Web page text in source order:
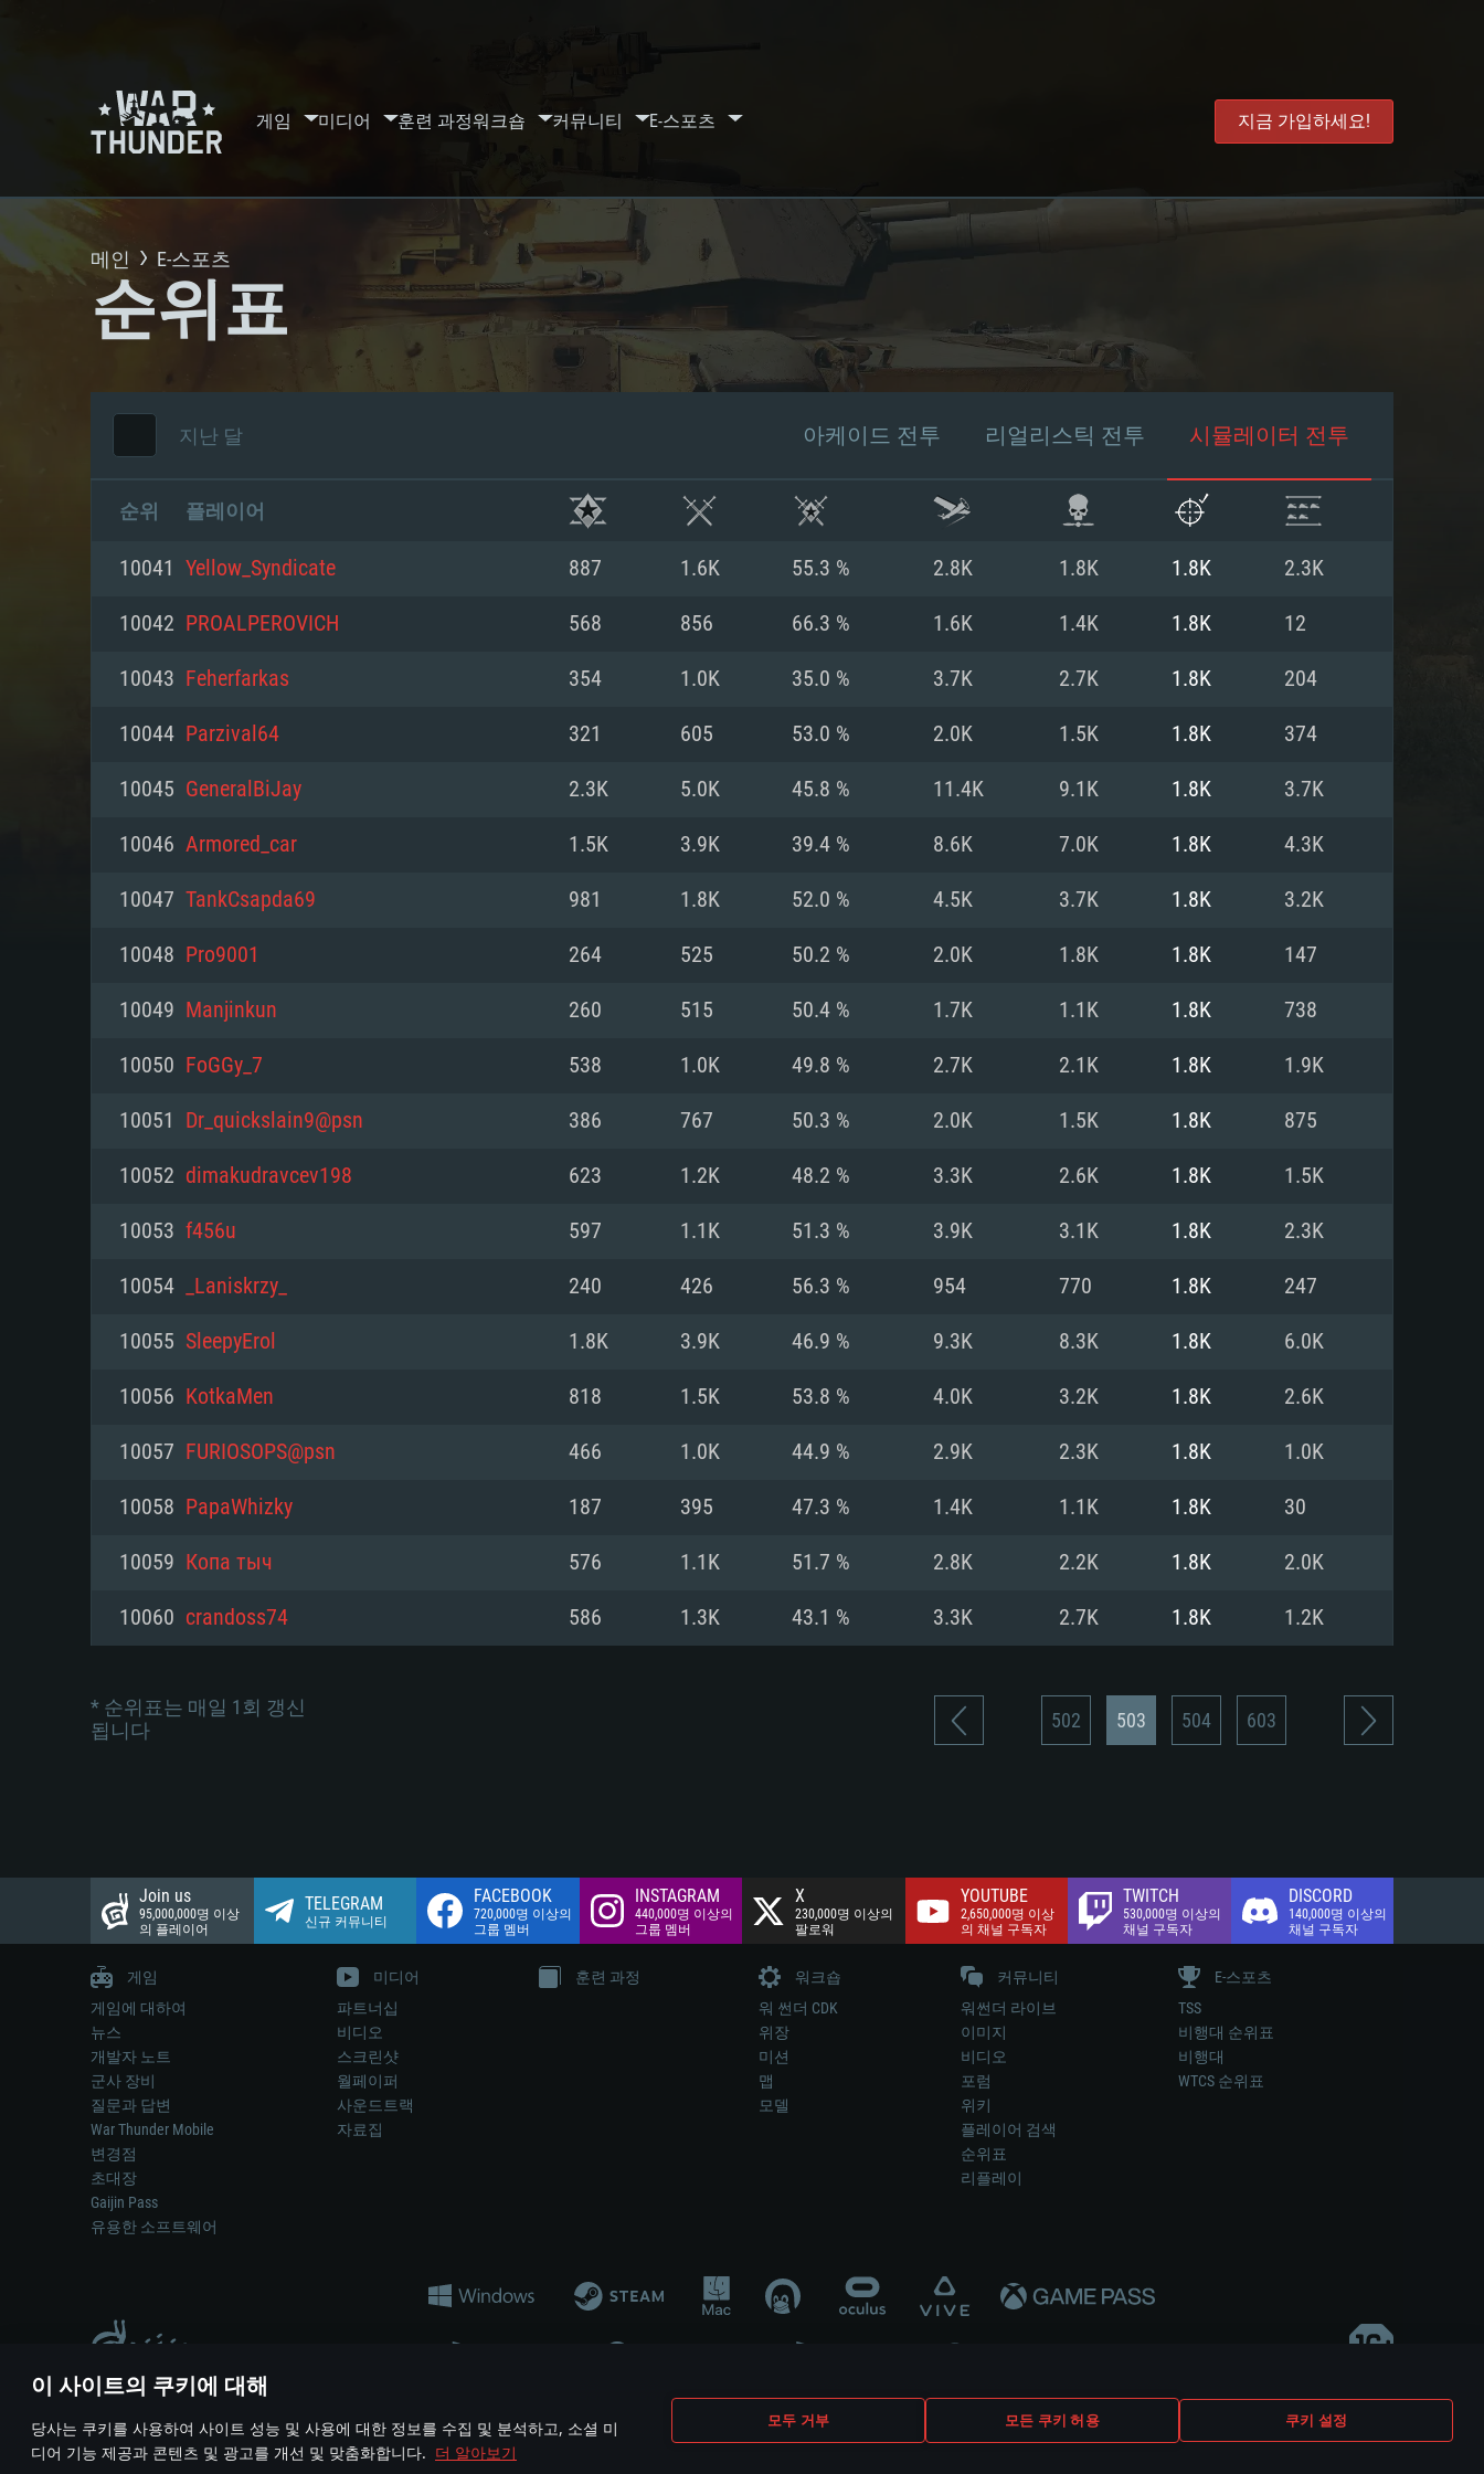
이 사이트의 쿠키에 대해
당사는 쿠키를 사용하여 사이트 성능 및 사용에 대한 정보를 수집 및 분석하고, 소셜 미
디어 기능 제공과 콘텐츠 및 광고를 개선 및 맞춤화합니다. 더 알아보기
모두 거부 모든 쿠키 허용 쿠키 설정
게임 미디어 훈련 과정워크숍 커뮤니티 E-스포츠 지금 가입하세요!
시스템 요구사항
PC Linux
최소사양
운영체제: Windows 10 (64 bit)
프로세서: 2.2 GHz 듀얼코어 이상
메모리: 4GB
그래픽 카드: DirectX 11 이상을 지원하는 AMD
해상도: 720p
네트워크: 브로드밴드 인터넷
여유 저장 공간: 22.1 GB (최소 클라이언트)
권장 사양
운영체제: Windows 10/11 (64 bit)
프로세서: Intel Core i5 또는 Ryzen 5 3600 이상
메모리: 16 GB 이상
그래픽 카드: DirectX 11 이상을 지원하는 Nvidia
최소사양
운영체제: Mac OS Big Sur 11.0
프로세서: 최소 2.2 GHz의 Core i5 (Intel Xeon 은 지
(Mac), 혹은 이와 비슷한 성능을 가지는 Mac 버전
의 AMD/Nvidia. 최소 해상도: 720p
네트워크: 브로드밴드 인터넷
여유 저장 공간: 22.1 GB (최소 클라이언트)
권장 사양
운영체제: Mac OS Big Sur 11.0
프로세서: Core i7 (Intel Xeon 은 지원하지 않습니
네트워크: 브로드밴드 인터넷
여유 저장 공간: 62.2 GB (전체 클라이언트)
최소사양
운영체제: 64bit Linux 중 최신 버전
프로세서: 2.4 GHz 듀얼코어
메모리: 4 GB
그래픽 카드: Vulkan 을 지원하고, 최신 그래픽 드라
와 동급의 성능을 가지며 최신 그래픽 드라이버를
지원하는 AMD (6개월 미만; 최소사양 지원 해상도
권장 사양
운영체제: Ubuntu 20.04 64bit
프로세서: Intel Core i7
메모리: 16 GB
그래픽 카드: Vulkan 을 지원하고, 최신 그래픽 드라
와 동급의 성능을 가지며 최신 그래픽 드라이버를
지원하는 AMD RX 570 (6개월 미만; 최소사양 지원
메인 E-스포츠
순위표
지난 달 아케이드 전투 리얼리스틱 전투 시뮬레이터 전투
순위 플레이어
10041 Yellow_Syndicate 887 1.6K 55.3 % 2.8K 1.8K 1.8K 2.3K
10042 PROALPEROVICH 568 856 66.3 % 1.6K 1.4K 1.8K 12
10043 Feherfarkas 354 1.0K 35.0 % 3.7K 2.7K 1.8K 204
10044 Parzival64 321 605 53.0 % 2.0K 1.5K 1.8K 374
10045 GeneralBiJay 2.3K 5.0K 45.8 % 11.4K 9.1K 1.8K 3.7K
10046 Armored_car 1.5K 3.9K 39.4 % 8.6K 7.0K 1.8K 4.3K
10047 TankCsapda69 981 1.8K 52.0 % 4.5K 3.7K 1.8K 3.2K
10048 Pro9001 264 525 50.2 % 2.0K 1.8K 1.8K 147
10049 Manjinkun 260 515 50.4 % 1.7K 1.1K 1.8K 738
10050 FoGGy_7 538 1.0K 49.8 % 2.7K 2.1K 1.8K 1.9K
10051 Dr_quickslain9@psn 386 767 50.3 % 2.0K 1.5K 1.8K 875
10052 dimakudravcev198 623 1.2K 48.2 % 3.3K 2.6K 1.8K 1.5K
10053 f456u 597 1.1K 51.3 % 3.9K 3.1K 1.8K 2.3K
10054 _Laniskrzy_ 240 426 56.3 % 954 770 1.8K 247
10055 SleepyErol 1.8K 3.9K 46.9 % 9.3K 8.3K 1.8K 6.0K
10056 KotkaMen 818 1.5K 53.8 % 4.0K 3.2K 1.8K 2.6K
10057 FURIOSOPS@psn 466 1.0K 44.9 % 2.9K 2.3K 1.8K 1.0K
10058 PapaWhizky 187 395 47.3 % 1.4K 1.1K 1.8K 30
10059 Копа тыч 576 1.1K 51.7 % 2.8K 2.2K 1.8K 2.0K
10060 crandoss74 586 1.3K 43.1 % 3.3K 2.7K 1.8K 1.2K
* 순위표는 매일 1회 갱신
됩니다
502 503 504 603
Join us
95,000,000명 이상
의 플레이어
TELEGRAM
신규 커뮤니티
FACEBOOK
720,000명 이상의
그룹 멤버
INSTAGRAM
440,000명 이상의
그룹 멤버
X
230,000명 이상의
팔로워
YOUTUBE
2,650,000명 이상
의 채널 구독자
TWITCH
530,000명 이상의
채널 구독자
DISCORD
140,000명 이상의
채널 구독자
게임
게임에 대하여
뉴스
개발자 노트
군사 장비
질문과 답변
War Thunder Mobile
변경점
초대장
Gaijin Pass
유용한 소프트웨어
미디어
파트너십
비디오
스크린샷
월페이퍼
사운드트랙
자료집
훈련 과정
워크숍
워 썬더 CDK
위장
미션
맵
모델
커뮤니티
워썬더 라이브
이미지
비디오
포럼
위키
플레이어 검색
순위표
리플레이
E-스포츠
TSS
비행대 순위표
비행대
WTCS 순위표
게임 에서 어떠한 현실의 무기나 차량을 묘사하는 것은 무기 개발 업체나 장비 제조 업체가 게임 개발 후원 또는 홍보에 참여하지 않습니다..
© 2011—2026 Gaijin Games Kft. All trademarks, logos and brand names are the property of their respective owners.
이용 약관 이용 약관